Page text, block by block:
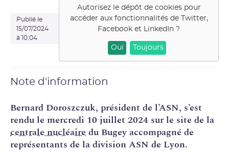
Publié le
15/07/2024
à 10:04
Autorisez le dépôt de cookies pour
accéder aux fonctionnalités de Twitter,
Facebook et LinkedIn ?
Oui Toujours
Note d'information
Bernard Doroszczuk, président de l’ASN, s’est
rendu le mercredi 10 juillet 2024 sur le site de la
centrale nucléairedu Bugey accompagné de
représentants de la division ASN de Lyon.